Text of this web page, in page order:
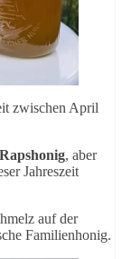
zwischen April
Rapshonig, aber
Jahreszeit
auf der
Familienhonig.